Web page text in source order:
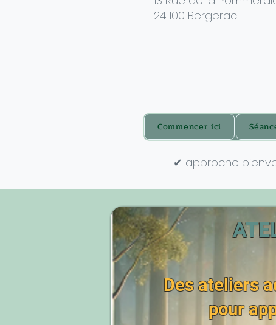
24 100 Bergerac
Commencer ici
✔ approche
Des ateliers
pour